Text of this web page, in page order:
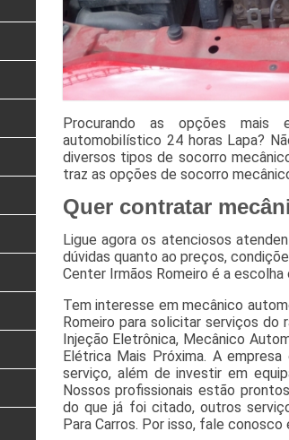
Procurando as opções mais
automobilístico 24 horas Lapa?
diversos tipos de socorro
traz as opções de socorro
Quer contratar
Ligue agora os atenciosos
dúvidas quanto ao preços,
Center Irmãos Romeiro é a
Tem interesse em mecânico
Romeiro para solicitar serviços do
Injeção Eletrônica, Mecânico
Elétrica Mais Próxima. A
serviço, além de investir em
Nossos profissionais estão
do que já foi citado, outros
Para Carros. Por isso, fale conosco